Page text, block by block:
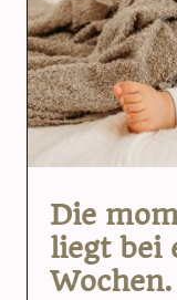
Die
liegt bei
Wochen.